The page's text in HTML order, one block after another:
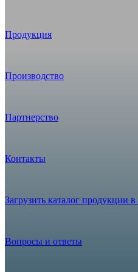
Продукция
Производство
Партнерство
Контакты
Загрузить каталог продукции
Вопросы и ответы